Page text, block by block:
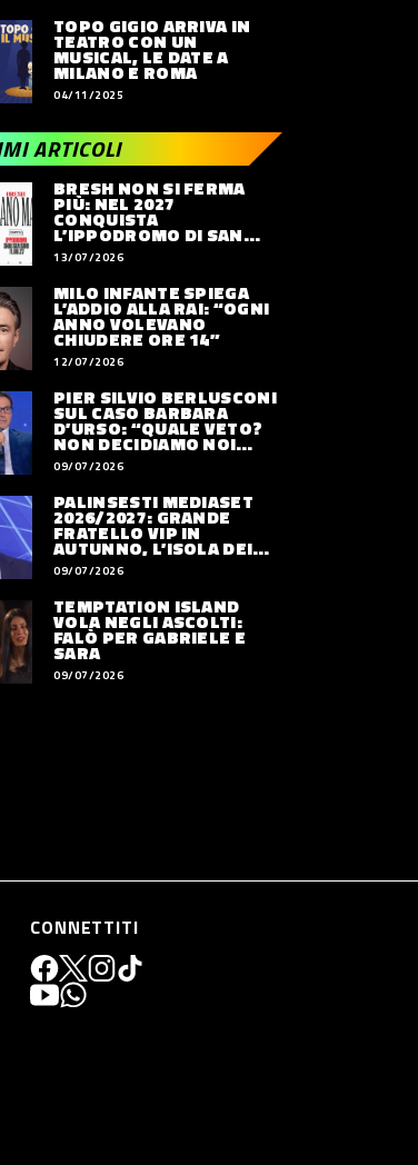
TOPO GIGIO ARRIVA IN
TEATRO CON UN
MUSICAL, LE DATE A
MILANO E ROMA
04/11/2025
ARTICOLI
BRESH NON SI FERMA
PIÙ: NEL 2027
CONQUISTA
L’IPPODROMO DI SAN
SIRO CON “MILANO
MAREA”
13/07/2026
MILO INFANTE SPIEGA
L’ADDIO ALLA RAI: “OGNI
ANNO VOLEVANO
CHIUDERE ORE 14”
12/07/2026
PIER SILVIO BERLUSCONI
SUL CASO BARBARA
D’URSO: “QUALE VETO?
NON DECIDIAMO NOI
DOVE LAVORERÀ”
09/07/2026
PALINSESTI MEDIASET
2026/2027: GRANDE
FRATELLO VIP IN
AUTUNNO, L’ISOLA DEI
FAMOSI SLITTA AL 2027
09/07/2026
TEMPTATION ISLAND
VOLA NEGLI ASCOLTI:
FALÒ PER GABRIELE E
SARA
09/07/2026
CONNETTITI